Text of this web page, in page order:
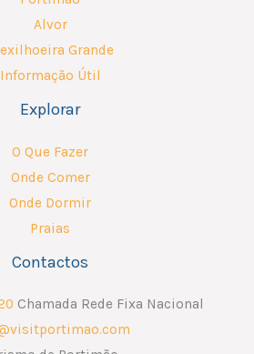
Alvor
Grande
Informação Útil
Explorar
O Que Fazer
Onde Comer
Onde Dormir
Praias
Contactos
Chamada Rede Fixa Nacional